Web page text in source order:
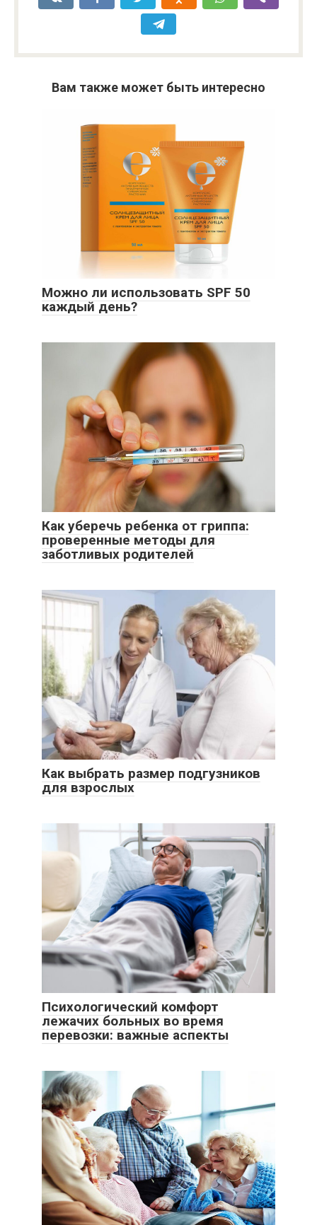
Вам также может быть интересно
Можно ли использовать SPF 50
каждый день?
Как уберечь ребенка от гриппа:
проверенные методы для
заботливых родителей
Как выбрать размер подгузников
для взрослых
Психологический комфорт
лежачих больных во время
перевозки: важные аспекты